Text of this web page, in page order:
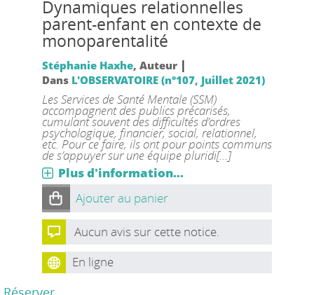
Dynamiques relationnelles
parent-enfant en contexte de
monoparentalité
Stéphanie Haxhe, Auteur |
Dans L'OBSERVATOIRE (n°107, Juillet 2021)
Les Services de Santé Mentale (SSM)
accompagnent des publics précarisés,
cumulant souvent des difficultés d’ordres
psychologique, financier, social, relationnel,
etc. Pour ce faire, ils ont pour points communs
de s’appuyer sur une équipe pluridi[...]
Plus d'information...
Ajouter au panier
Aucun avis sur cette notice.
En ligne